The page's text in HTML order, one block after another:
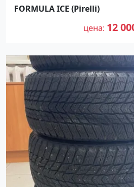
FORMULA ICE (Pirelli)
цена 12